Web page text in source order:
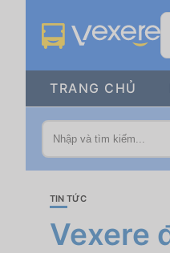
TRANG CHỦ
TIN TỨC
Vexere